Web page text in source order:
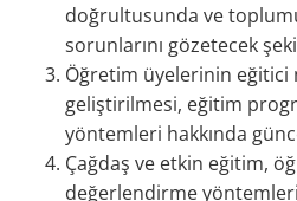
doğrultusunda ve
sorunlarını gözetecek
Öğretim üyelerinin eğitici
geliştirilmesi, eğitim
yöntemleri hakkında
Çağdaş ve etkin eğitim,
değerlendirme